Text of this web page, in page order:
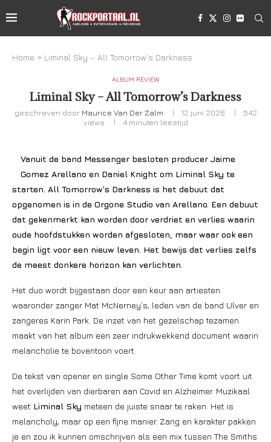
Home » Liminal Sky – All Tomorrow’s Darkness
ALBUM REVIEW
Liminal Sky – All Tomorrow’s Darkness
geschreven door Maurice Van Der Zalm 12 juni 2026
542
views
4 minuten leestijd
Vanuit de band Messenger besloten producer Jaime
Gomez Arellano en Daniel Knight om Liminal Sky te
starten. All Tomorrow’s Darkness is het debuut dat
opgenomen is in de Orgone Studio van Arellano. Een debuut
dat gekenmerkt kan worden door verdriet en verlies waarin
oude hoofdstukken worden afgesloten, maar waar ook een
begin ligt voor een nieuw leven. Het bewijs dat verlies zelfs
de meest donkere horizon kan verlichten.
Het duo wordt bijgestaan door een keur aan artiesten
waaronder zanger Mat McNerney’s, leden van de band Ulver en
zangeres Karin Park. De inzet van het gezelschap tezamen
maakt van het album een zeer indrukwekkend document waarin
melancholie te boventoon voert.
De tekst van opener en single Some Other Time komt voort uit
het overlijden van dierbaren aan Covid en Alzheimer. Muzikaal
weet Liminal Sky meteen de juiste snaar te raken. Het is
melancholy, maar op een fijne manier. Zang en karakter pakken
je en zou ik kunnen omschrijven als een mix tussen The Smiths